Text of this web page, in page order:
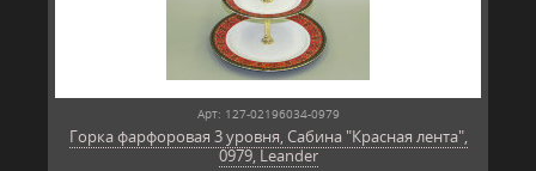
Арт: 127-02196034-0979
Горка фарфоровая 3 уровня, Сабина "Красная лента",
0979, Leander